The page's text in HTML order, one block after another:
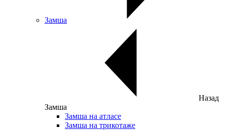
Замша
Назад
Замша
Замша на атласе
Замша на трикотаже